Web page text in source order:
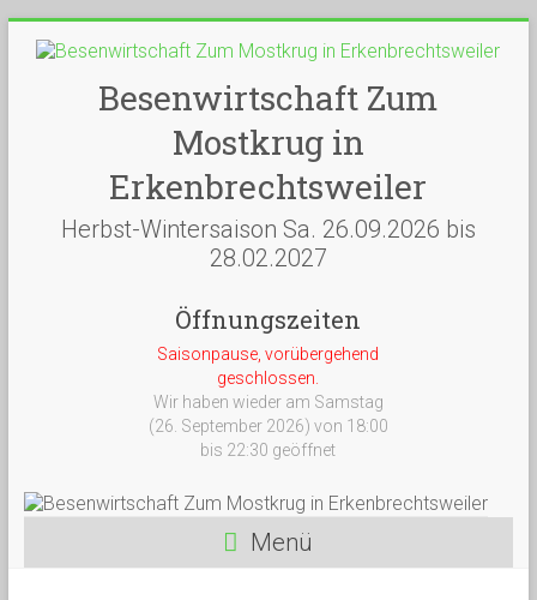
Besenwirtschaft Zum
Mostkrug in
Erkenbrechtsweiler
Herbst-Wintersaison Sa. 26.09.2026 bis
28.02.2027
Öffnungszeiten
Saisonpause, vorübergehend
geschlossen.
Wir haben wieder am Samstag
(26. September 2026) von 18:00
bis 22:30 geöffnet
Menü